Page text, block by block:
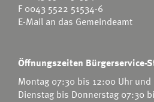
F 0043 5522 51534-6
E-Mail an das Gemeindeamt
Öffnungszeiten Bürgerservice-
Montag 07:30 bis 12:00 Uhr
Dienstag bis Donnerstag 07:30